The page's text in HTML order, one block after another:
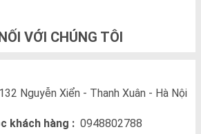
VỚI CHÚNG TÔI
Nguyễn Xiển - Thanh Xuân - Hà Nội
khách hàng : 0948802788